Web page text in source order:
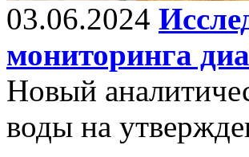
03.06.2024
мониторинга
Новый
воды на